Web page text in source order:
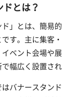
とは？
ド」とは、簡易
す。主に集客
ベント会場や
幅広く設置され
バナースタン